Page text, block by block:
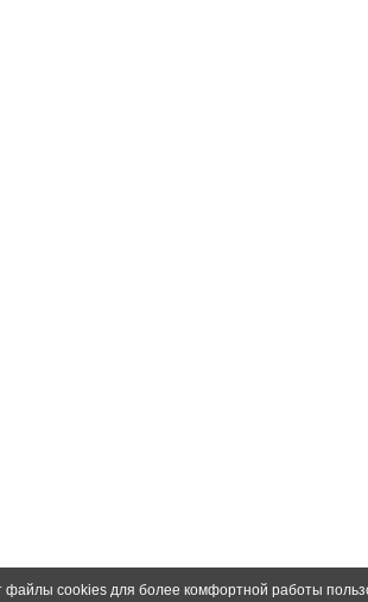
файлы cookies для более комфортной работы